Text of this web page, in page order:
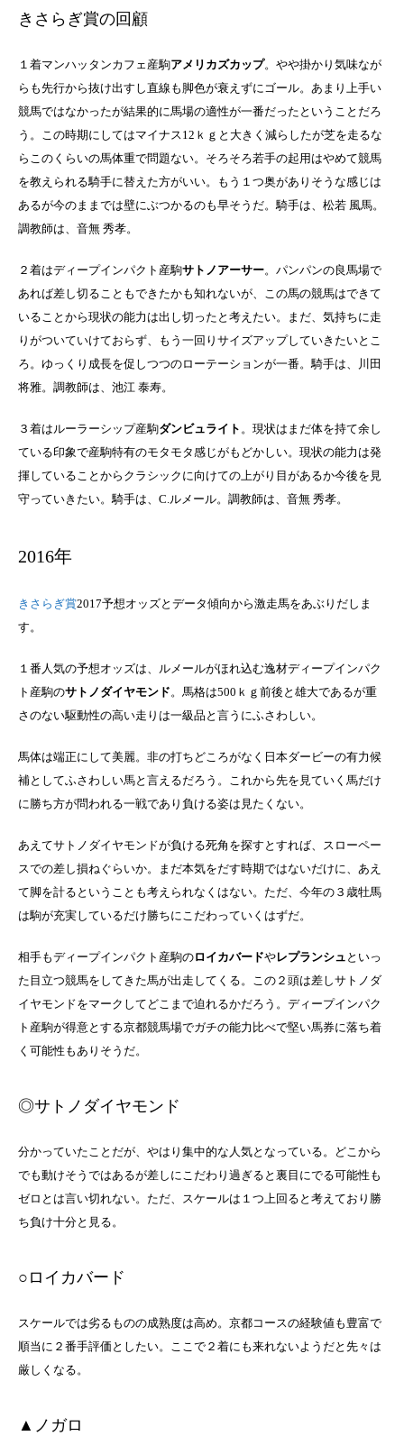
きさらぎ賞の回顧
１着マンハッタンカフェ産駒アメリカズカップ。やや掛かり気味なが
らも先行から抜け出すし直線も脚色が衰えずにゴール。あまり上手い
競馬ではなかったが結果的に馬場の適性が一番だったということだろ
う。この時期にしてはマイナス12ｋｇと大きく減らしたが芝を走るな
らこのくらいの馬体重で問題ない。そろそろ若手の起用はやめて競馬
を教えられる騎手に替えた方がいい。もう１つ奥がありそうな感じは
あるが今のままでは壁にぶつかるのも早そうだ。騎手は、松若 風馬。
調教師は、音無 秀孝。
２着はディープインパクト産駒サトノアーサー。パンパンの良馬場で
あれば差し切ることもできたかも知れないが、この馬の競馬はできて
いることから現状の能力は出し切ったと考えたい。まだ、気持ちに走
りがついていけておらず、もう一回りサイズアップしていきたいとこ
ろ。ゆっくり成長を促しつつのローテーションが一番。騎手は、川田
将雅。調教師は、池江 泰寿。
３着はルーラーシップ産駒ダンビュライト 。現状はまだ体を持て余し
ている印象で産駒特有のモタモタ感じがもどかしい。現状の能力は発
揮していることからクラシックに向けての上がり目があるか今後を見
守っていきたい。騎手は、C.ルメール。調教師は、音無 秀孝。
2016年
きさらぎ賞2017予想オッズとデータ傾向から激走馬をあぶりだしま
す。
１番人気の予想オッズは、ルメールがほれ込む逸材ディープインパク
ト産駒のサトノダイヤモンド。馬格は500ｋｇ前後と雄大であるが重
さのない駆動性の高い走りは一級品と言うにふさわしい。
馬体は端正にして美麗。非の打ちどころがなく日本ダービーの有力候
補としてふさわしい馬と言えるだろう。これから先を見ていく馬だけ
に勝ち方が問われる一戦であり負ける姿は見たくない。
あえてサトノダイヤモンドが負ける死角を探すとすれば、スローペー
スでの差し損ねぐらいか。まだ本気をだす時期ではないだけに、あえ
て脚を計るということも考えられなくはない。ただ、今年の３歳牡馬
は駒が充実しているだけ勝ちにこだわっていくはずだ。
相手もディープインパクト産駒のロイカバードやレプランシュ といっ
た目立つ競馬をしてきた馬が出走してくる。この２頭は差しサトノダ
イヤモンドをマークしてどこまで迫れるかだろう。ディープインパク
ト産駒が得意とする京都競馬場でガチの能力比べで堅い馬券に落ち着
く可能性もありそうだ。
◎サトノダイヤモンド
分かっていたことだが、やはり集中的な人気となっている。どこから
でも動けそうではあるが差しにこだわり過ぎると裏目にでる可能性も
ゼロとは言い切れない。ただ、スケールは１つ上回ると考えており勝
ち負け十分と見る。
○ロイカバード
スケールでは劣るものの成熟度は高め。京都コースの経験値も豊富で
順当に２番手評価としたい。ここで２着にも来れないようだと先々は
厳しくなる。
▲ノガロ